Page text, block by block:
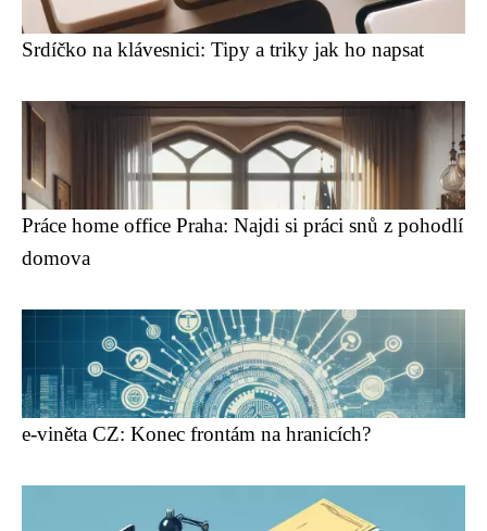
Srdíčko na klávesnici: Tipy a triky jak ho napsat ️
Práce home office Praha: Najdi si práci snů z pohodlí
domova
e-viněta CZ: Konec frontám na hranicích?